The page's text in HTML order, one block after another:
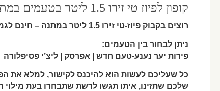
קופון לפיוז טי זירו 1.5 ליטר בטעמים במתנה
רוצים בקבוק פיוז-טי זירו 1.5 ליטר במתנה – חינם לגמרי!!!
ניתן לבחור בין הטעמים:
פירות יער נענע-טעם חדש | אפרסק | ליצ’י פסיפלורה
כל שעליכם לעשות הוא להיכנס לקישור, למלא את
שלכם שתזינו, איתו תגשו לרשת שתבחרו בעת מילוי